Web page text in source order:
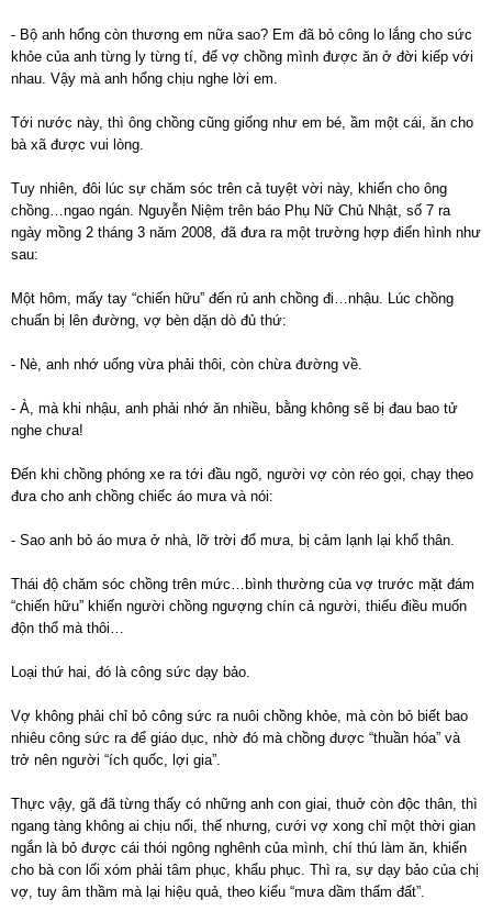
- Bộ anh hổng còn thương em nữa sao? Em đã bỏ công lo lắng cho sức
khỏe của anh từng ly từng tí, để vợ chồng mình được ăn ở đời kiếp với
nhau. Vậy mà anh hổng chịu nghe lời em.
Tới nước này, thì ông chồng cũng giống như em bé, ầm một cái, ăn cho
bà xã được vui lòng.
Tuy nhiên, đôi lúc sự chăm sóc trên cả tuyệt vời này, khiến cho ông
chồng…ngao ngán. Nguyễn Niệm trên báo Phụ Nữ Chủ Nhật, số 7 ra
ngày mồng 2 tháng 3 năm 2008, đã đưa ra một trường hợp điển hình như
sau:
Một hôm, mấy tay “chiến hữu” đến rủ anh chồng đi…nhậu. Lúc chồng
chuẩn bị lên đường, vợ bèn dặn dò đủ thứ:
- Nè, anh nhớ uống vừa phải thôi, còn chừa đường về.
- À, mà khi nhậu, anh phải nhớ ăn nhiều, bằng không sẽ bị đau bao tử
nghe chưa!
Đến khi chồng phóng xe ra tới đầu ngõ, người vợ còn réo gọi, chạy theo
đưa cho anh chồng chiếc áo mưa và nói:
- Sao anh bỏ áo mưa ở nhà, lỡ trời đổ mưa, bị cảm lạnh lại khổ thân.
Thái độ chăm sóc chồng trên mức…bình thường của vợ trước mặt đám
“chiến hữu” khiến người chồng ngượng chín cả người, thiếu điều muốn
độn thổ mà thôi…
Loại thứ hai, đó là công sức dạy bảo.
Vợ không phải chỉ bỏ công sức ra nuôi chồng khỏe, mà còn bỏ biết bao
nhiêu công sức ra để giáo dục, nhờ đó mà chồng được “thuần hóa” và
trở nên người “ích quốc, lợi gia”.
Thực vậy, gã đã từng thấy có những anh con giai, thuở còn độc thân, thì
ngang tàng không ai chịu nổi, thế nhưng, cưới vợ xong chỉ một thời gian
ngắn là bỏ được cái thói ngông nghênh của mình, chí thú làm ăn, khiến
cho bà con lối xóm phải tâm phục, khẩu phục. Thì ra, sự dạy bảo của chị
vợ, tuy âm thầm mà lại hiệu quả, theo kiểu “mưa dầm thấm đất”.